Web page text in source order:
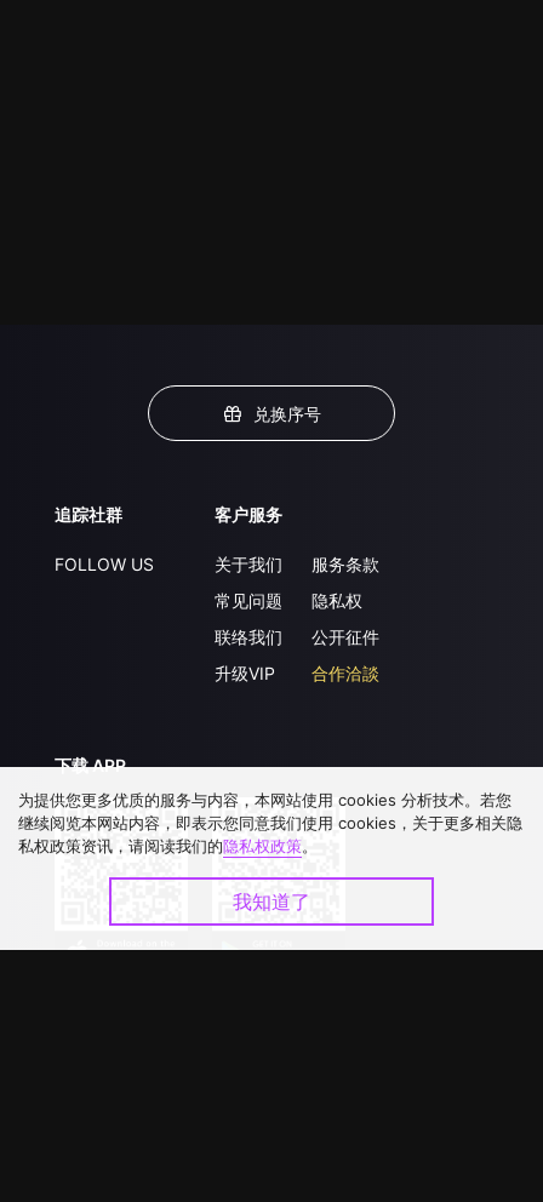
兑换序号
追踪社群
FOLLOW US
客户服务
关于我们
常见问题
联络我们
升级VIP
服务条款
隐私权
公开征件
合作洽談
下载 APP
为提供您更多优质的服务与内容，本网站使用 cookies 分析技术。若您
继续阅览本网站内容，即表示您同意我们使用 cookies，关于更多相关隐
私权政策资讯，请阅读我们的隐私权政策。
我知道了